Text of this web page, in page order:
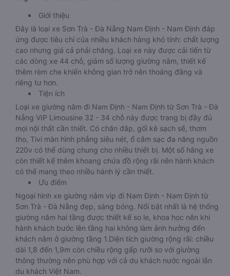
Giới thiệu
Đây là loại xe Sơn Trà - Đà Nẵng Nam Định - Nam Định đáp
ứng được tiêu chí của nhiều khách hàng khó tính: chất lượng
cao nhưng giá cả phải chăng. Loại xe này được cải tiến từ
các dòng xe 44 chỗ, giảm số lượng giường nằm, thiết kế
thêm rèm che khiến không gian trở nên thoáng đãng và
riêng tư hơn.
Tiện ích
Loại xe giường nằm đi Nam Định - Nam Định từ Sơn Trà - Đà
Nẵng VIP Limousine 32 - 34 chỗ này được trang bị đầy đủ
mọi nội thất cần thiết. Có chăn đắp, gối kê sạch sẽ, thơm
tho, Tivi màn hình phẳng siêu nét, ổ cắm sạc đa năng nguồn
220v có thể dùng chung cho nhiều thiết bị. Một số hãng xe
còn thiết kế thêm khoang chứa đồ rộng rãi nên hành khách
có thể mang theo nhiều hành lý cần thiết.
Ưu điểm
Ngoại hình xe giường nằm vip đi Nam Định - Nam Định từ
Sơn Trà - Đà Nẵng đẹp, sáng bóng. Nổi bật nhất là hệ thống
giường nằm hai tầng được thiết kế so le, khoa học nên khi
hành khách bước lên tầng hai không làm ảnh hưởng đến
khách nằm ở giường tầng 1.Diện tích giường rộng rãi: chiều
dài 1,8 đến 1,9m còn chiều rộng gấp rưỡi so với giường
thông thường nên phù hợp với cả du khách nước ngoài lẫn
du khách Việt Nam.